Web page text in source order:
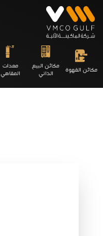
مكائن القهوة مكائن البيع
الذاتي
معدات
المقاهي